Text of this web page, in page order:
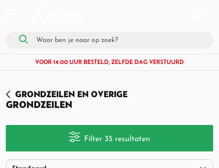
VOOR 14:00 UUR BESTELD, ZELFDE DAG VERSTUURD
GRONDZEILEN
GRONDZEILEN EN OVERIGE
Filter 35 resultaten